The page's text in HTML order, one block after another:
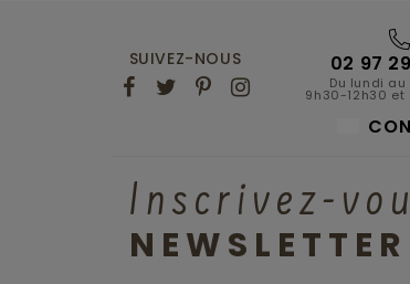
Inscrivez-
NEWSLETTER
SUIVEZ-NOUS 02 97
Du lundi
9h30-12h30 et